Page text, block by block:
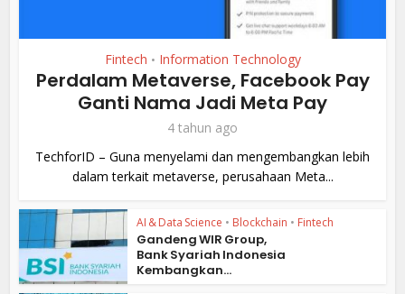
Fintech • Information Technology
Perdalam Metaverse, Facebook Pay
Ganti Nama Jadi Meta Pay
4 tahun ago
TechforID – Guna menyelami dan mengembangkan lebih
dalam terkait metaverse, perusahaan Meta...
AI & Data Science • Blockchain • Fintech
Gandeng WIR Group,
Bank Syariah Indonesia
Kembangkan...